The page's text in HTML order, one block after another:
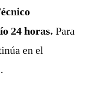
24 horas. Para
en el